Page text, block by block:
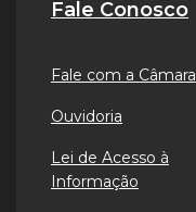
Fale Conosco
Fale com a Câmara
Ouvidoria
Lei de Acesso à
Informação